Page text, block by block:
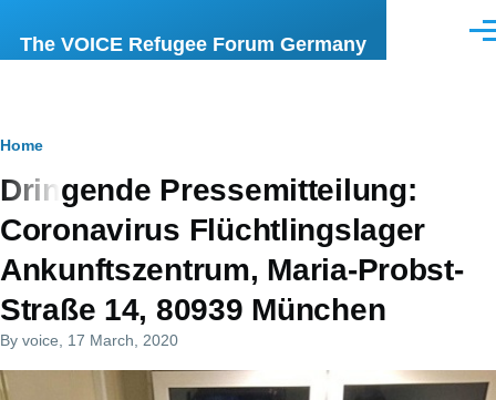
The VOICE Refugee Forum Germany
Breadcrumb
Home
Dringende Pressemitteilung:
Coronavirus Flüchtlingslager
Ankunftszentrum, Maria-Probst-
Straße 14, 80939 München
By voice , 17 March, 2020